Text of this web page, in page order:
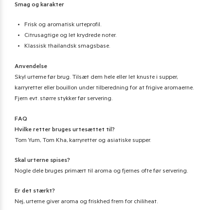
Smag og karakter
Frisk og aromatisk urteprofil.
Citrusagtige og let krydrede noter.
Klassisk thailandsk smagsbase.
Anvendelse
Skyl urterne før brug. Tilsæt dem hele eller let knuste i supper,
karryretter eller bouillon under tilberedning for at frigive aromaerne.
Fjern evt. større stykker før servering.
FAQ
Hvilke retter bruges urtesættet til?
Tom Yum, Tom Kha, karryretter og asiatiske supper.
Skal urterne spises?
Nogle dele bruges primært til aroma og fjernes ofte før servering.
Er det stærkt?
Nej, urterne giver aroma og friskhed frem for chiliheat.